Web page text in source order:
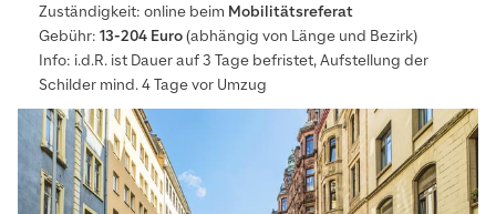
Zuständigkeit: online beim Mobilitätsreferat
Gebühr: 13-204 Euro(abhängig von Länge und Bezirk)
Info: i.d.R. ist Dauer auf 3 Tage befristet, Aufstellung der
Schilder mind. 4 Tage vor Umzug